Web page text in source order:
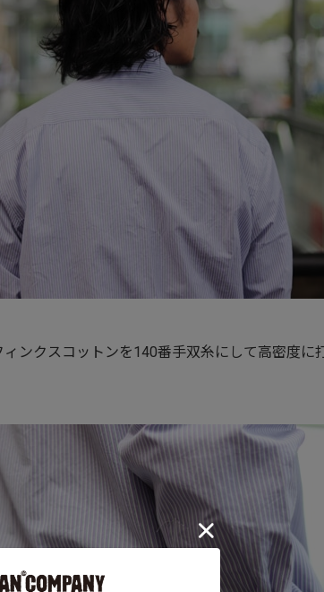
ンクスコットンを140番手双糸にして高密度に